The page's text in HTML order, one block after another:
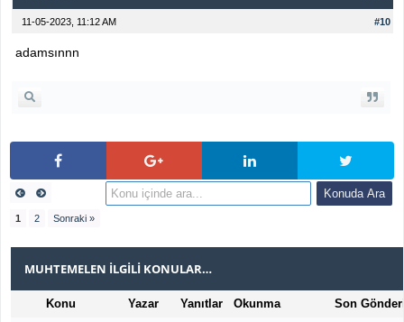
#10
11-05-2023, 11:12 AM
adamsınnn
1 2 Sonraki »
MUHTEMELEN İLGILI KONULAR…
Konu Yazar Yanıtlar Okunma Son